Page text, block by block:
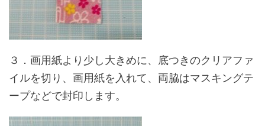
３．画用紙より少し大きめに、底つきのクリアファ
イルを切り、画用紙を入れて、両脇はマスキングテ
ープなどで封印します。